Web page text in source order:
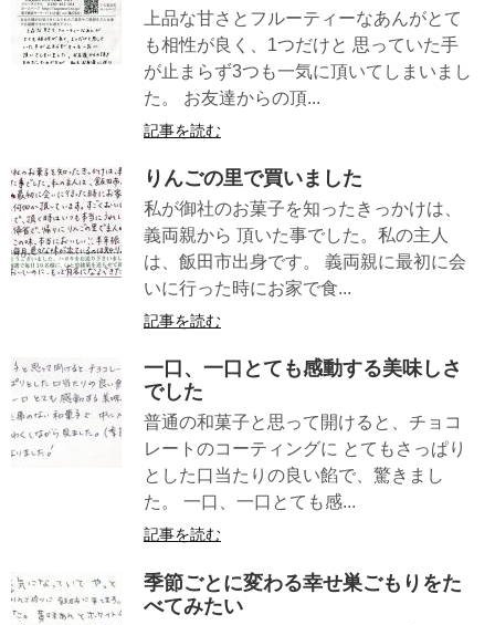
上品な甘さとフルーティーなあんがとて
も相性が良く、1つだけと 思っていた手
が止まらず3つも一気に頂いてしまいまし
た。 お友達からの頂...
記事を読む
りんごの里で買いました
私が御社のお菓子を知ったきっかけは、
義両親から 頂いた事でした。私の主人
は、飯田市出身です。 義両親に最初に会
いに行った時にお家で食...
記事を読む
一口、一口とても感動する美味しさ
でした
普通の和菓子と思って開けると、チョコ
レートのコーティングに とてもさっぱり
とした口当たりの良い餡で、驚きまし
た。 一口、一口とても感...
記事を読む
季節ごとに変わる幸せ巣ごもりをた
べてみたい